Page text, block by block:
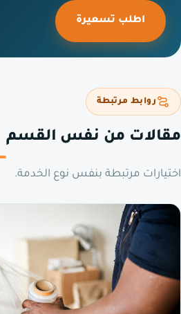
اطلب تسعيرة
روابط مرتبطة
مقالات من نفس القسم
اختيارات مرتبطة بنفس نوع الخدمة.